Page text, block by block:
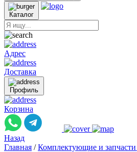
Каталог
Адрес
Доставка
Профиль
Корзина
Назад
Главная / Комплектующие и